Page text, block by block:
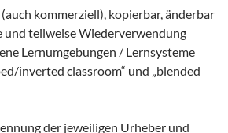
kommerziell), kopierbar, änderbar
und teilweise Wiederverwendung
Lernumgebungen / Lernsysteme
inverted classroom“ und „blended
der jeweiligen Urheber und